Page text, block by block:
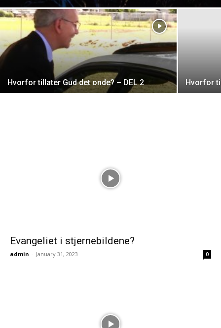
Hvorfor tillater Gud det onde? – DEL 2 Hvorfor
Evangeliet i stjernebildene?
admin - January 31, 2023 0